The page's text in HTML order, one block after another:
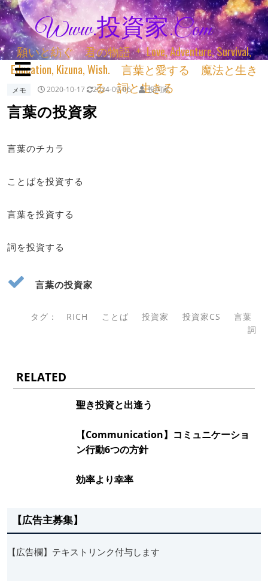
Www.投資家.com
願いと紡ぐ 君の物語 ＊ Love, Adventure, Survival,
Education, Kizuna, Wish. 言葉と愛する 魔法と生き
る 詞と生きる
メモ 2020-10-17 2024-09-06 投詞家
言葉の投資家
言葉のチカラ
ことばを投資する
言葉を投資する
詞を投資する
言葉の投資家
タグ： RICH ことば 投資家 投資家CS
言葉
詞
RELATED
聖き投資と出逢う
【Communication】コミュニケーショ
ン行動6つの方針
効率より幸率
【広告主募集】
【広告欄】テキストリンク付与します